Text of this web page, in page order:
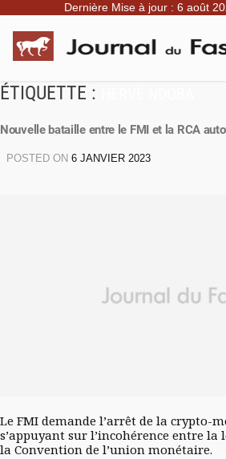
Dernière Mise à jour : 6 août
ÉTIQUETTE :
Nouvelle bataille entre le FMI et la RCA
POSTED ON 6 JANVIER 2023
Le FMI demande l’arrêt de la crypto-
s’appuyant sur l’incohérence entre
la Convention de l’union monétaire.